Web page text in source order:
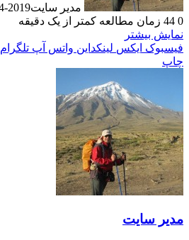
مدیر سایت2019-04-12
0
زمان مطالعه کمتر از یک دقیقه
نمایش بیشتر
فیسبوک ایکس لینکداین واتس آپ تلگرام
چاپ
مدیر سایت